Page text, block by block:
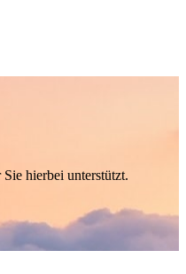
hierbei unterstützt.